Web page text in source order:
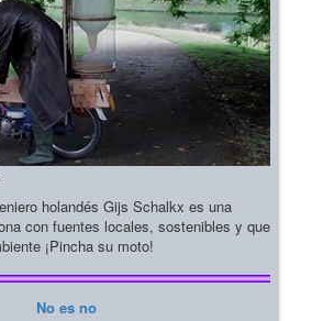
holandés Gijs Schalkx es una
con fuentes locales, sostenibles y que
¡Pincha su moto!
No es no